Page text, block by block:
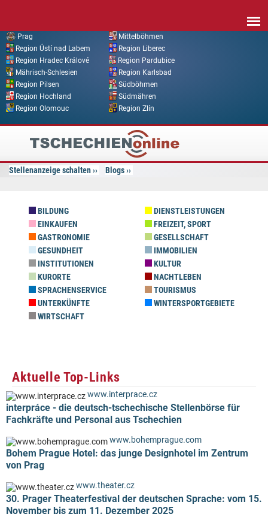
Prag
Mittelböhmen
Region Ústí nad Labem
Region Liberec
Region Hradec Králové
Region Pardubice
Mährisch-Schlesien
Region Karlsbad
Region Pilsen
Südböhmen
Region Hochland
Südmähren
Region Olomouc
Region Zlín
Tschechien
Online
Stellenanzeige schalten Blogs
BILDUNG
DIENSTLEISTUNGEN
EINKAUFEN
FREIZEIT, SPORT
GASTRONOMIE
GESELLSCHAFT
GESUNDHEIT
IMMOBILIEN
INSTITUTIONEN
KULTUR
KURORTE
NACHTLEBEN
SPRACHENSERVICE
TOURISMUS
UNTERKÜNFTE
WINTERSPORTGEBIETE
WIRTSCHAFT
Aktuelle Top-Links
www.interprace.cz
interpráce - die deutsch-tschechische Stellenbörse für
Fachkräfte und Personal aus Tschechien
www.bohemprague.com
Bohem Prague Hotel: das junge Designhotel im Zentrum
von Prag
www.theater.cz
30. Prager Theaterfestival der deutschen Sprache: vom 15.
November bis zum 11. Dezember 2025